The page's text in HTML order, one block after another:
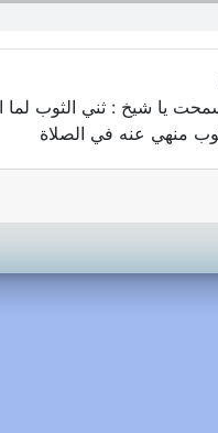
يا شيخ : ثني الثوب لما
منهي عنه في الصلاة